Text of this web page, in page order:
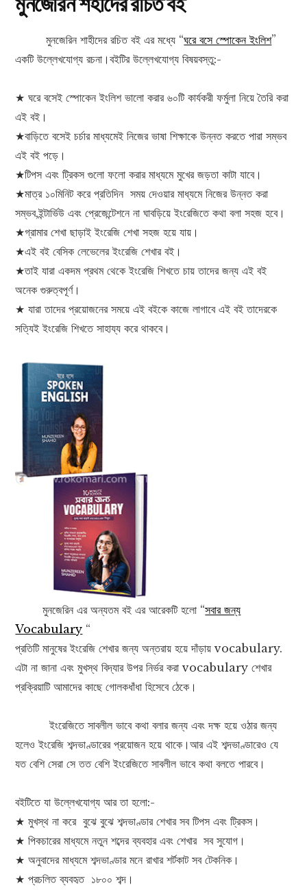
মুনজেরিন শাহীদের রচিত বই এর মধ্যে “ঘরে বসে স্পোকেন ইংলিশ”
একটি উল্লেখযোগ্য রচনা।বইটির উল্লেখযোগ্য বিষয়বস্তু:-
★ ঘরে বসেই স্পোকেন ইংলিশ ভালো করার ৬০টি কার্যকরী ফর্মুলা নিয়ে তৈরি করা
এই বই।
★বাড়িতে বসেই চর্চার মাধ্যমেই নিজের ভাষা শিক্ষাকে উন্নত করতে পারা সম্ভব
এই বই পড়ে।
★টিপস এবং ট্রিকস গুলো ফলো করার মাধ্যমে মুখের জড়তা কাটা যাবে।
★মাত্র ১০মিনিট করে প্রতিদিন সময় দেওয়ার মাধ্যমে নিজের উন্নত করা
সম্ভব,ইন্টার্ভিউ এবং প্রেজেন্টেশনে না ঘাবড়িয়ে ইংরেজিতে কথা বলা সহজ হবে।
★গ্রামার শেখা ছাড়াই ইংরেজি শেখা সহজ হয়ে যায়।
★এই বই বেসিক লেভেলের ইংরেজি শেখার বই।
★তাই যারা একদম প্রথম থেকে ইংরেজি শিখতে চায় তাদের জন্য এই বই
অনেক গুরুত্বপূর্ণ।
★ যারা তাদের প্রয়োজনের সময়ে এই বইকে কাজে লাগাবে এই বই তাদেরকে
সত্যিই ইংরেজি শিখতে সাহায্য করে থাকবে।
মুনজেরিন এর অন্যতম বই এর আরেকটি হলো “সবার জন্য
Vocabulary “
প্রতিটি মানুষের ইংরেজি শেখার জন্য অন্তরায় হয়ে দাঁড়ায় vocabulary.
এটা না জানা এবং মুখস্থ বিদ্যার উপর নির্ভর করা vocabulary শেখার
প্রক্রিয়াটি আমাদের কাছে গোলকধাঁধা হিসেবে ঠেকে।
ইংরেজিতে সাবলীল ভাবে কথা বলার জন্য এবং দক্ষ হয়ে ওঠার জন্য
হলেও ইংরেজি শব্দভাণ্ডারের প্রয়োজন হয়ে থাকে।আর এই শব্দভাণ্ডারেও যে
যত বেশি সেরা সে তত বেশি ইংরেজিতে সাবলীল ভাবে কথা বলতে পারবে।
বইটিতে যা উল্লেখযোগ্য আর তা হলো:-
★ মুখস্থ না করে বুঝে বুঝে শব্দভাণ্ডার শেখার সব টিপস এবং ট্রিকস।
★ পিকচারের মাধ্যমে নতুন শব্দের ব্যবহার এবং শেখার সব সুযোগ।
★ অনুবাদের মাধ্যমে শব্দভাণ্ডার মনে রাখার শর্টকাট সব টেকনিক।
★ প্রচলিত ব্যবহৃত ১৮০০ শব্দ।